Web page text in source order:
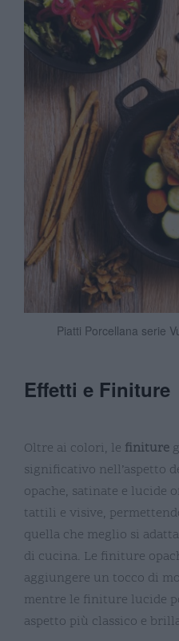
Piatti Porcellana serie
Effetti e Finiture
Oltre ai colori, le finiture
significativo nell’aspetto
opache, satinate e lucide
tattili e visive,
quella che meglio si
di cucina. Le finiture
aggiungere un tocco di
mentre le finiture lucide
aspetto più classico e